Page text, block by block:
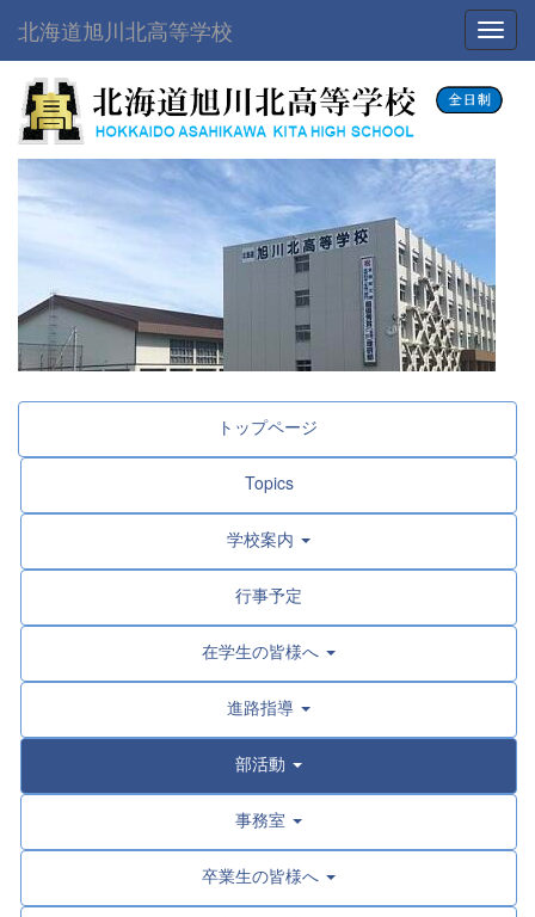
北海道旭川北高等学校
トップページ
Topics
学校案内
行事予定
在学生の皆様へ
進路指導
部活動
事務室
卒業生の皆様へ